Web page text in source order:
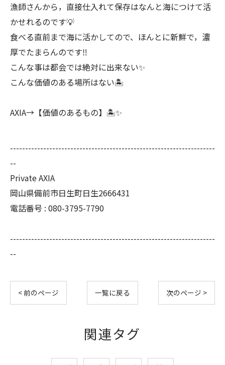
漁師さんから，直接仕入れて保存はなんと海につけて活
かせれるのです💡
食べる直前まで海に活かしてので、ほんとに新鮮で，濃
厚でたまらんのです‼️
こんな事は都会では絶対に出来ない✨
こんな価値のある場所はない🏝️
AXIA→【価値のあるもの】🏝️✨
--------------------------------------------------------------------
--
Private AXIA
岡山県備前市日生町日生2666431
電話番号 : 080-3795-7790
--------------------------------------------------------------------
--
< 前のページ 一覧に戻る 次のページ >
関連タグ